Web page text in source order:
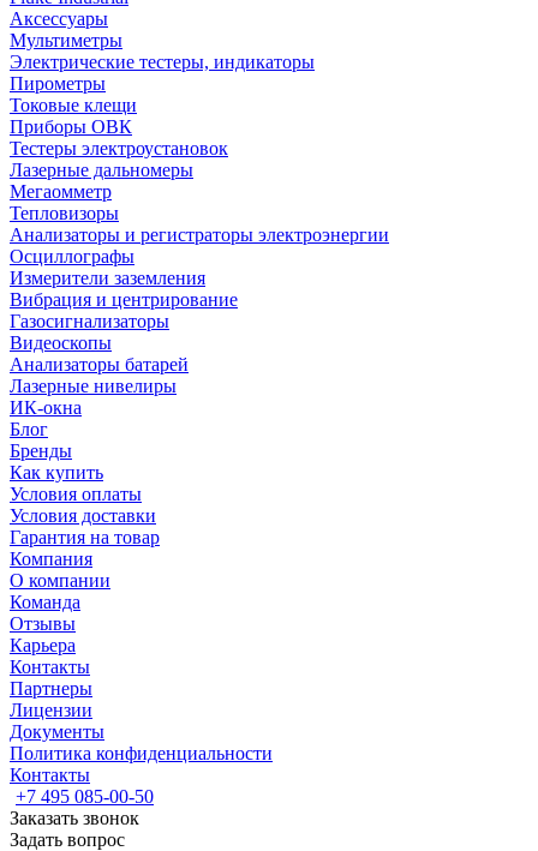
Аксессуары
Мультиметры
Электрические тестеры, индикаторы
Пирометры
Токовые клещи
Приборы ОВК
Тестеры электроустановок
Лазерные дальномеры
Мегаомметр
Тепловизоры
Анализаторы и регистраторы электроэнергии
Осциллографы
Измерители заземления
Вибрация и центрирование
Газосигнализаторы
Видеоскопы
Анализаторы батарей
Лазерные нивелиры
ИК-окна
Блог
Бренды
Как купить
Условия оплаты
Условия доставки
Гарантия на товар
Компания
О компании
Команда
Отзывы
Карьера
Контакты
Партнеры
Лицензии
Документы
Политика конфиденциальности
Контакты
+7 495 085-00-50
Заказать звонок
Задать вопрос